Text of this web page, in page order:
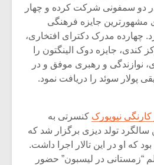
در دو سمفونی شرکت کرده و چهار
مشهورترین جایزه فرهنگی
چهارده مدرک دکترای افتخاری،
کندی، جایزه دوک الینگتون را
نوازندگی و رهبری موفق و در
کارنگی نیویورک کنسرتی به
سالگرد تولد دیزی برگزار شد که
که او در این تالار اجرا داشت.
“زمستانی در لیسبون” حضور